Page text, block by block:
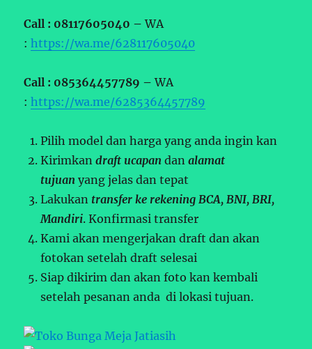
Call : 08117605040 –WA
:https://wa.me/628117605040
Call : 085364457789 –WA
:https://wa.me/6285364457789
Pilih model dan harga yang anda ingin kan
Kirimkandraft ucapan danalamat
tujuan yang jelas dan tepat
Lakukan transfer ke rekening BCA, BNI, BRI,
Mandiri. Konfirmasi transfer
Kami akan mengerjakan draft dan akan
fotokan setelah draft selesai
Siap dikirim dan akan foto kan kembali
setelah pesanan anda di lokasi tujuan.